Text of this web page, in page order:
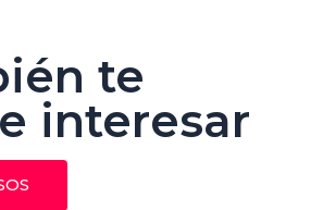
te
interesar